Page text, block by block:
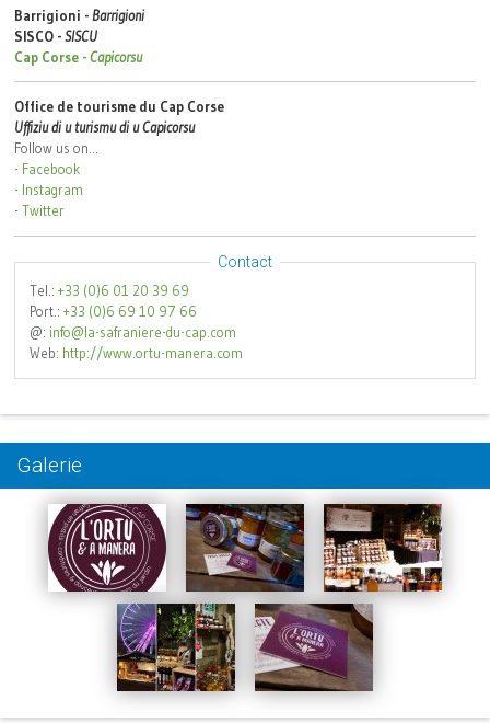
Barrigioni - Barrigioni
SISCO - SISCU
Cap Corse - Capicorsu
Office de tourisme du Cap Corse
Uffiziu di u turismu di u Capicorsu
Follow us on...
- Facebook
- Instagram
- Twitter
Contact
Tel.: +33 (0)6 01 20 39 69
Port.: +33 (0)6 69 10 97 66
@: info@la-safraniere-du-cap.com
Web: http://www.ortu-manera.com
Galerie